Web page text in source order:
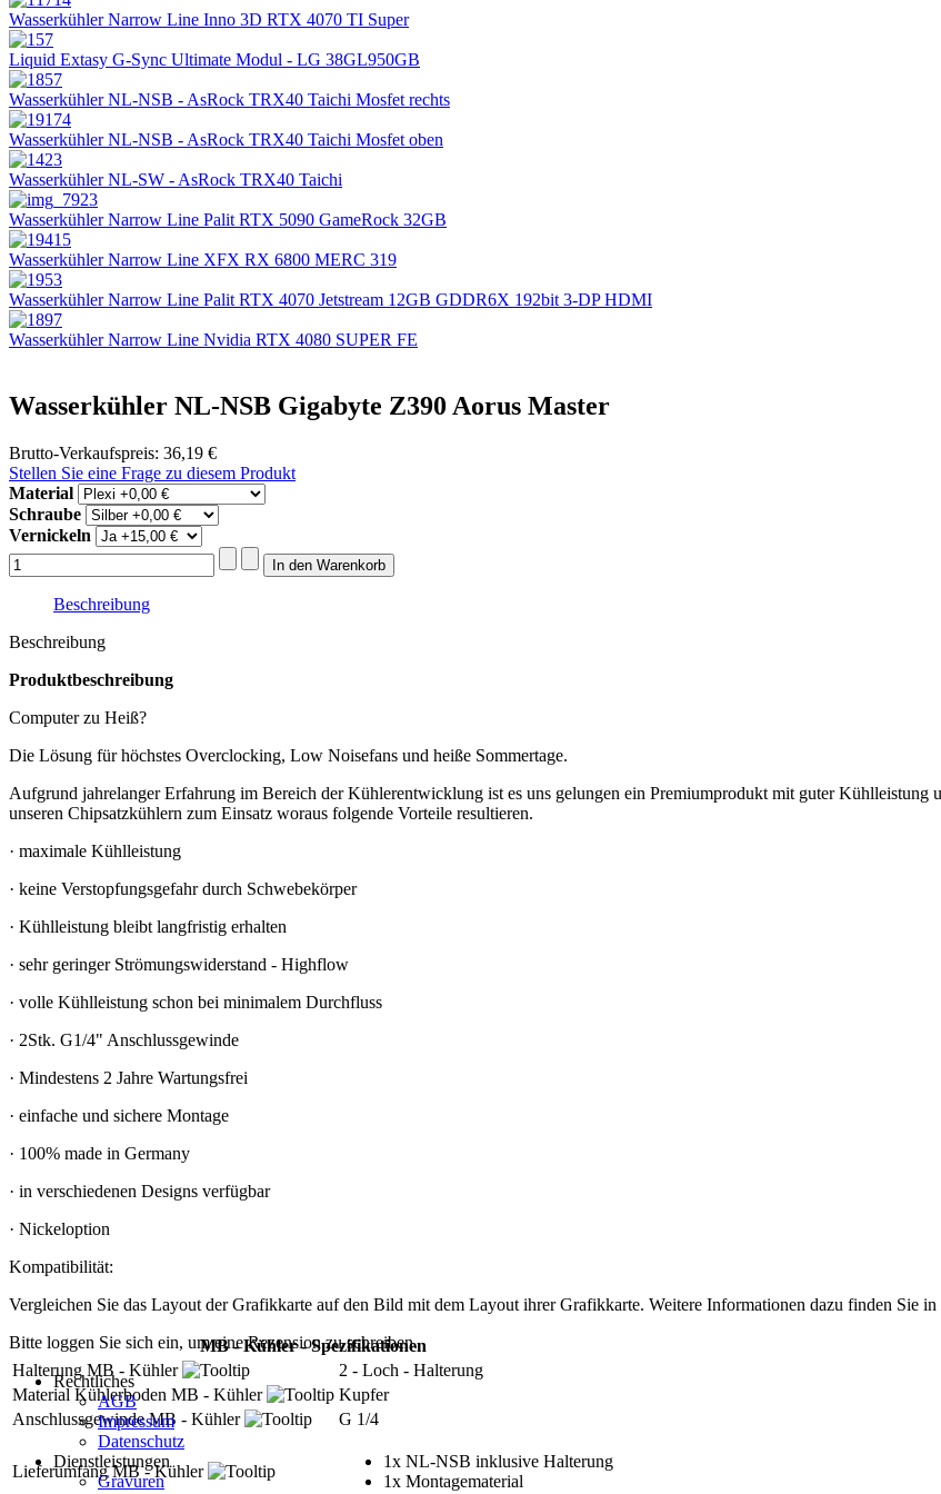
Wasserkühler Narrow Line Inno 3D RTX 4070 TI Super
Liquid Extasy G-Sync Ultimate Modul - LG 38GL950GB
Wasserkühler NL-NSB - AsRock TRX40 Taichi Mosfet rechts
Wasserkühler NL-NSB - AsRock TRX40 Taichi Mosfet oben
Wasserkühler NL-SW - AsRock TRX40 Taichi
Wasserkühler Narrow Line Palit RTX 5090 GameRock 32GB
Wasserkühler Narrow Line XFX RX 6800 MERC 319
Wasserkühler Narrow Line Palit RTX 4070 Jetstream 12GB GDDR6X 192bit 3-DP HDMI
Wasserkühler Narrow Line Nvidia RTX 4080 SUPER FE
Wasserkühler NL-NSB Gigabyte Z390 Aorus Master
Brutto-Verkaufspreis: 36,19 €
Stellen Sie eine Frage zu diesem Produkt
Material
Schraube
Vernickeln
Beschreibung
Beschreibung
Produktbeschreibung
Computer zu Heiß?
Die Lösung für höchstes Overclocking, Low Noisefans und heiße Sommertage.
Aufgrund jahrelanger Erfahrung im Bereich der Kühlerentwicklung ist es uns gelungen ein Premiumprodukt mit guter Kühlleistung
unseren Chipsatzkühlern zum Einsatz woraus folgende Vorteile resultieren.
· maximale Kühlleistung
· keine Verstopfungsgefahr durch Schwebekörper
· Kühlleistung bleibt langfristig erhalten
· sehr geringer Strömungswiderstand - Highflow
· volle Kühlleistung schon bei minimalem Durchfluss
· 2Stk. G1/4" Anschlussgewinde
· Mindestens 2 Jahre Wartungsfrei
· einfache und sichere Montage
· 100% made in Germany
· in verschiedenen Designs verfügbar
· Nickeloption
Kompatibilität:
Vergleichen Sie das Layout der Grafikkarte auf den Bild mit dem Layout ihrer Grafikkarte. Weitere Informationen dazu finden Sie in
MB - Kühler - Spezifikationen
Halterung MB - Kühler
2 - Loch - Halterung
Material Kühlerboden MB - Kühler
Kupfer
Anschlussgewinde MB - Kühler
G 1/4
Lieferumfang MB - Kühler
1x NL-NSB inklusive Halterung
1x Montagematerial
Bitte loggen Sie sich ein, um eine Rezension zu schreiben.
Rechtliches
AGB
Impressum
Datenschutz
Dienstleistungen
Gravuren